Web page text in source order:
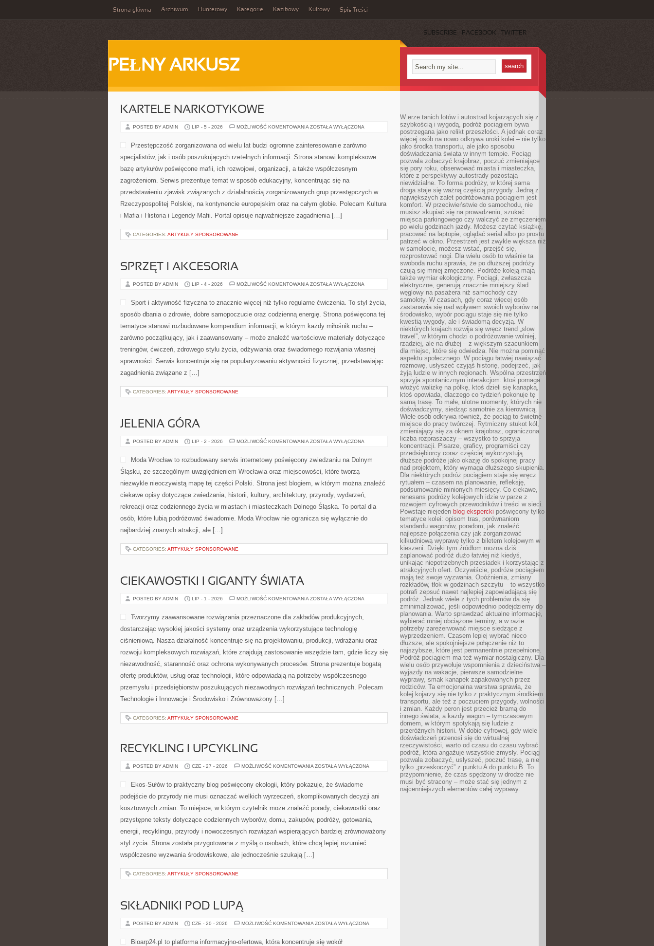
Strona główna Archiwum Hunterowy Kategorie Kazikowy Kultowy Spis Treści
SUBSCRIBE FACEBOOK TWITTER
PEŁNY ARKUSZ
KARTELE NARKOTYKOWE
POSTED BY ADMIN LIP - 5 - 2026 MOŻLIWOŚĆ KOMENTOWANIA KARTELE
ZOSTAŁA WYŁĄCZONA
Przestępczość zorganizowana od wielu lat budzi ogromne zainteresowanie zarówno
specjalistów, jak i osób poszukujących rzetelnych informacji. Strona stanowi kompleksowe
bazę artykułów poświęcone mafii, ich rozwojowi, organizacji, a także współczesnym
zagrożeniom. Serwis prezentuje temat w sposób edukacyjny, koncentrując się na
przedstawieniu zjawisk związanych z działalnością zorganizowanych grup przestępczych w
Rzeczypospolitej Polskiej, na kontynencie europejskim oraz na całym globie. Polecam Kultura
i Mafia i Historia i Legendy Mafii. Portal opisuje najważniejsze zagadnienia […]
CATEGORIES: ARTYKUŁY SPONSOROWANE
SPRZĘT I AKCESORIA
POSTED BY ADMIN LIP - 4 - 2026 MOŻLIWOŚĆ KOMENTOWANIA SPRZĘT
ZOSTAŁA WYŁĄCZONA
Sport i aktywność fizyczna to znacznie więcej niż tylko regularne ćwiczenia. To styl życia,
sposób dbania o zdrowie, dobre samopoczucie oraz codzienną energię. Strona poświęcona tej
tematyce stanowi rozbudowane kompendium informacji, w którym każdy miłośnik ruchu –
zarówno początkujący, jak i zaawansowany – może znaleźć wartościowe materiały dotyczące
treningów, ćwiczeń, zdrowego stylu życia, odżywiania oraz świadomego rozwijania własnej
sprawności. Serwis koncentruje się na popularyzowaniu aktywności fizycznej, przedstawiając
zagadnienia związane z […]
CATEGORIES: ARTYKUŁY SPONSOROWANE
JELENIA GÓRA
POSTED BY ADMIN LIP - 2 - 2026 MOŻLIWOŚĆ KOMENTOWANIA JELENIA
ZOSTAŁA WYŁĄCZONA
Moda Wrocław to rozbudowany serwis internetowy poświęcony zwiedzaniu na Dolnym
Śląsku, ze szczególnym uwzględnieniem Wrocławia oraz miejscowości, które tworzą
niezwykle nieoczywistą mapę tej części Polski. Strona jest blogiem, w którym można znaleźć
ciekawe opisy dotyczące zwiedzania, historii, kultury, architektury, przyrody, wydarzeń,
rekreacji oraz codziennego życia w miastach i miasteczkach Dolnego Śląska. To portal dla
osób, które lubią podróżować świadomie. Moda Wrocław nie ogranicza się wyłącznie do
najbardziej znanych atrakcji, ale […]
CATEGORIES: ARTYKUŁY SPONSOROWANE
CIEKAWOSTKI I GIGANTY ŚWIATA
POSTED BY ADMIN LIP - 1 - 2026 MOŻLIWOŚĆ KOMENTOWANIA CIEKAWOSTKI
ŚWIATA
ZOSTAŁA WYŁĄCZONA
Tworzymy zaawansowane rozwiązania przeznaczone dla zakładów produkcyjnych,
dostarczając wysokiej jakości systemy oraz urządzenia wykorzystujące technologię
ciśnieniową. Nasza działalność koncentruje się na projektowaniu, produkcji, wdrażaniu oraz
rozwoju kompleksowych rozwiązań, które znajdują zastosowanie wszędzie tam, gdzie liczy się
niezawodność, staranność oraz ochrona wykonywanych procesów. Strona prezentuje bogatą
ofertę produktów, usług oraz technologii, które odpowiadają na potrzeby współczesnego
przemysłu i przedsiębiorstw poszukujących niezawodnych rozwiązań technicznych. Polecam
Technologie i Innowacje i Środowisko i Zrównoważony […]
CATEGORIES: ARTYKUŁY SPONSOROWANE
RECYKLING I UPCYKLING
POSTED BY ADMIN CZE - 27 - 2026 MOŻLIWOŚĆ KOMENTOWANIA RECYKLING
ZOSTAŁA WYŁĄCZONA
Ekos-Sułów to praktyczny blog poświęcony ekologii, który pokazuje, że świadome
podejście do przyrody nie musi oznaczać wielkich wyrzeczeń, skomplikowanych decyzji ani
kosztownych zmian. To miejsce, w którym czytelnik może znaleźć porady, ciekawostki oraz
przystępne teksty dotyczące codziennych wyborów, domu, zakupów, podróży, gotowania,
energii, recyklingu, przyrody i nowoczesnych rozwiązań wspierających bardziej zrównoważony
styl życia. Strona została przygotowana z myślą o osobach, które chcą lepiej rozumieć
współczesne wyzwania środowiskowe, ale jednocześnie szukają […]
CATEGORIES: ARTYKUŁY SPONSOROWANE
SKŁADNIKI POD LUPĄ
POSTED BY ADMIN CZE - 20 - 2026 MOŻLIWOŚĆ KOMENTOWANIA SKŁADNIKI
ZOSTAŁA WYŁĄCZONA
Bioarp24.pl to platforma informacyjno-ofertowa, która koncentruje się wokół
W erze tanich lotów i autostrad kojarzących się z
szybkością i wygodą, podróż pociągiem bywa
postrzegana jako relikt przeszłości. A jednak coraz
więcej osób na nowo odkrywa uroki kolei – nie tylko
jako środka transportu, ale jako sposobu
doświadczania świata w innym tempie. Pociąg
pozwala zobaczyć krajobraz, poczuć zmieniające
się pory roku, obserwować miasta i miasteczka,
które z perspektywy autostrady pozostają
niewidzialne. To forma podróży, w której sama
droga staje się ważną częścią przygody. Jedną z
największych zalet podróżowania pociągiem jest
komfort. W przeciwieństwie do samochodu, nie
musisz skupiać się na prowadzeniu, szukać
miejsca parkingowego czy walczyć ze zmęczeniem
po wielu godzinach jazdy. Możesz czytać książkę,
pracować na laptopie, oglądać serial albo po prostu
patrzeć w okno. Przestrzeń jest zwykle większa niż
w samolocie, możesz wstać, przejść się,
rozprostować nogi. Dla wielu osób to właśnie ta
swoboda ruchu sprawia, że po dłuższej podróży
czują się mniej zmęczone. Podróże koleją mają
także wymiar ekologiczny. Pociągi, zwłaszcza
elektryczne, generują znacznie mniejszy ślad
węglowy na pasażera niż samochody czy
samoloty. W czasach, gdy coraz więcej osób
zastanawia się nad wpływem swoich wyborów na
środowisko, wybór pociągu staje się nie tylko
kwestią wygody, ale i świadomą decyzją. W
niektórych krajach rozwija się wręcz trend „slow
travel”, w którym chodzi o podróżowanie wolniej,
rzadziej, ale na dłużej – z większym szacunkiem
dla miejsc, które się odwiedza. Nie można pominąć
aspektu społecznego. W pociągu łatwiej nawiązać
rozmowę, usłyszeć czyjąś historię, podejrzeć, jak
żyją ludzie w innych regionach. Wspólna przestrzeń
sprzyja spontanicznym interakcjom: ktoś pomaga
włożyć walizkę na półkę, ktoś dzieli się kanapką,
ktoś opowiada, dlaczego co tydzień pokonuje tę
samą trasę. To małe, ulotne momenty, których nie
doświadczymy, siedząc samotnie za kierownicą.
Wiele osób odkrywa również, że pociąg to świetne
miejsce do pracy twórczej. Rytmiczny stukot kół,
zmieniający się za oknem krajobraz, ograniczona
liczba rozpraszaczy – wszystko to sprzyja
koncentracji. Pisarze, graficy, programiści czy
przedsiębiorcy coraz częściej wykorzystują
dłuższe podróże jako okazję do spokojnej pracy
nad projektem, który wymaga dłuższego skupienia.
Dla niektórych podróż pociągiem staje się wręcz
rytuałem – czasem na planowanie, refleksję,
podsumowanie minionych miesięcy. Co ciekawe,
renesans podróży kolejowych idzie w parze z
rozwojem cyfrowych przewodników i treści w sieci.
Powstaje niejeden blog ekspercki poświęcony tylko
tematyce kolei: opisom tras, porównaniom
standardu wagonów, poradom, jak znaleźć
najlepsze połączenia czy jak zorganizować
kilkudniową wyprawę tylko z biletem kolejowym w
kieszeni. Dzięki tym źródłom można dziś
zaplanować podróż dużo łatwiej niż kiedyś,
unikając niepotrzebnych przesiadek i korzystając z
atrakcyjnych ofert. Oczywiście, podróże pociągiem
mają też swoje wyzwania. Opóźnienia, zmiany
rozkładów, tłok w godzinach szczytu – to wszystko
potrafi zepsuć nawet najlepiej zapowiadającą się
podróż. Jednak wiele z tych problemów da się
zminimalizować, jeśli odpowiednio podejdziemy do
planowania. Warto sprawdzać aktualne informacje,
wybierać mniej obciążone terminy, a w razie
potrzeby zarezerwować miejsce siedzące z
wyprzedzeniem. Czasem lepiej wybrać nieco
dłuższe, ale spokojniejsze połączenie niż to
najszybsze, które jest permanentnie przepełnione.
Podróż pociągiem ma też wymiar nostalgiczny. Dla
wielu osób przywołuje wspomnienia z dzieciństwa –
wyjazdy na wakacje, pierwsze samodzielne
wyprawy, smak kanapek zapakowanych przez
rodziców. Ta emocjonalna warstwa sprawia, że
kolej kojarzy się nie tylko z praktycznym środkiem
transportu, ale też z poczuciem przygody, wolności
i zmian. Każdy peron jest przecież bramą do
innego świata, a każdy wagon – tymczasowym
domem, w którym spotykają się ludzie z
przeróżnych historii. W dobie cyfrowej, gdy wiele
doświadczeń przenosi się do wirtualnej
rzeczywistości, warto od czasu do czasu wybrać
podróż, która angażuje wszystkie zmysły. Pociąg
pozwala zobaczyć, usłyszeć, poczuć trasę, a nie
tylko „przeskoczyć” z punktu A do punktu B. To
przypomnienie, że czas spędzony w drodze nie
musi być stracony – może stać się jednym z
najcenniejszych elementów całej wyprawy.